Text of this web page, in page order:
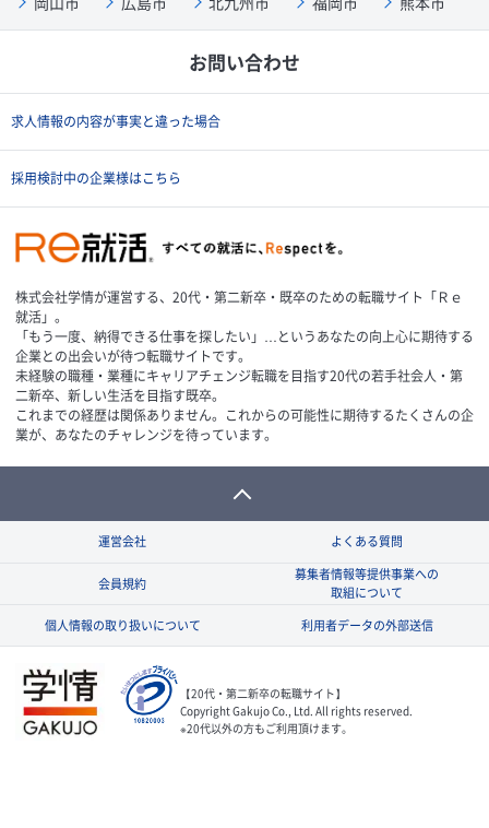
お問い合わせ
求人情報の内容が事実と違った場合
採用検討中の企業様はこちら
株式会社学情が運営する、20代・第二新卒・既卒のための転職サイト「Ｒｅ
就活」。
「もう一度、納得できる仕事を探したい」…というあなたの向上心に期待する
企業との出会いが待つ転職サイトです。
未経験の職種・業種にキャリアチェンジ転職を目指す20代の若手社会人・第
二新卒、新しい生活を目指す既卒。
これまでの経歴は関係ありません。これからの可能性に期待するたくさんの企
業が、あなたのチャレンジを待っています。
運営会社 よくある質問
会員規約
募集者情報等提供事業への
取組について
個人情報の取り扱いについて
利用者データの外部送信
【20代・第二新卒の転職サイト】
Copyright Gakujo Co., Ltd. All rights reserved.
※20代以外の方もご利用頂けます。